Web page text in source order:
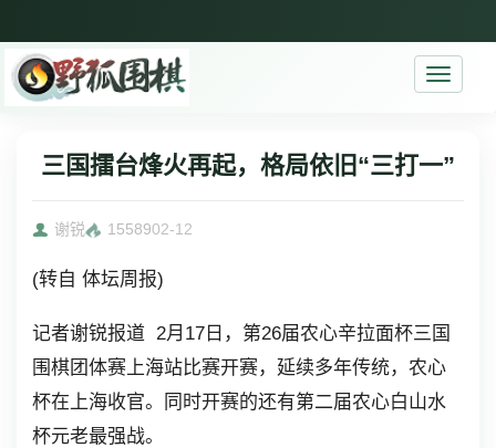
Toggle
三国擂台烽火再起，格局依旧“三打一”
谢锐 1558902-12
(转自 体坛周报)
记者谢锐报道 2月17日，第26届农心辛拉面杯三国
围棋团体赛上海站比赛开赛，延续多年传统，农心
杯在上海收官。同时开赛的还有第二届农心白山水
杯元老最强战。